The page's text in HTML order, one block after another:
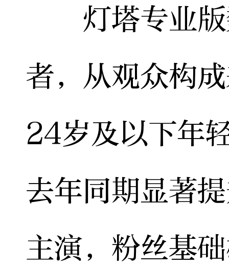
灯塔专业版
者，从观众构
24岁及以下年
去年同期显著
主演，粉丝基